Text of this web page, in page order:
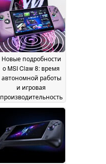
Новые подробности
о MSI Claw 8: время
автономной работы
и игровая
производительность
29 May 2026